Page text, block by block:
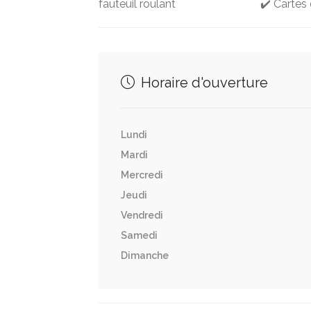
fauteuil roulant
✔️ Cartes
Horaire d'ouverture
Lundi
Mardi
Mercredi
Jeudi
Vendredi
Samedi
Dimanche